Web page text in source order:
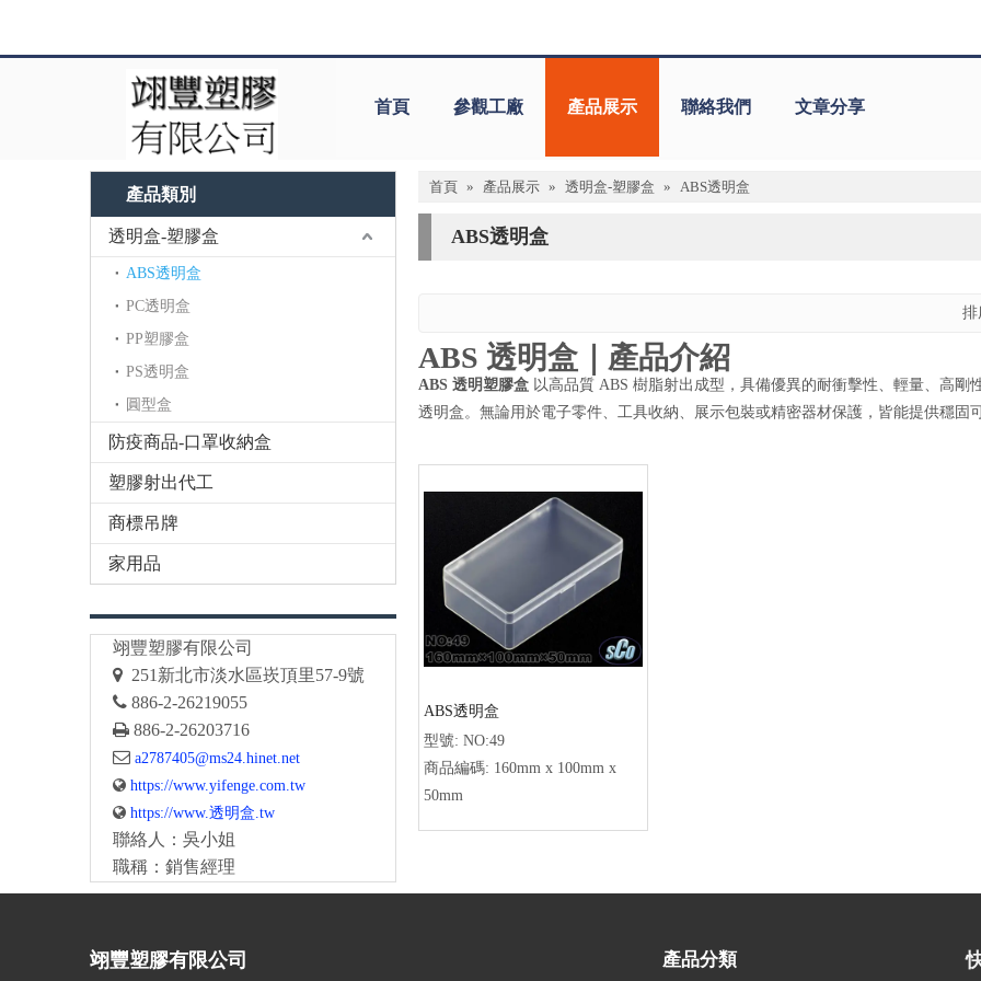
首頁 參觀工廠 產品展示 聯絡我們 文章分享
產品類別
透明盒-塑膠盒
ABS透明盒
PC透明盒
PP塑膠盒
PS透明盒
圓型盒
防疫商品-口罩收納盒
塑膠射出代工
商標吊牌
家用品
翊豐塑膠有限公司
 251 新北市淡水區崁頂里57-9號
 886-2-26219055
 886-2-26203716
 a2787405@ms24.hinet.net
 https://www.yifenge.com.tw
 https://www.透明盒.tw
聯絡人：吳小姐
職稱：銷售經理
首頁 » 產品展示 » 透明盒-塑膠盒 » ABS透明盒
ABS透明盒
ABS 透明盒｜產品介紹
ABS 透明塑膠盒 以高品質 ABS 樹脂射出成型，具備優異的耐衝擊性、輕量、高
透明盒。無論用於電子零件、工具收納、展示包裝或精密器材保護，皆能提供穩固
ABS透明盒
型號: NO:49
商品編碼: 160mm x 100mm x
50mm
翊豐塑膠有限公司 產品分類